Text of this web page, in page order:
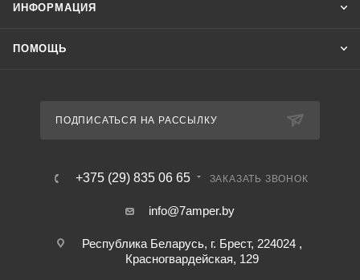
ИНФОРМАЦИЯ
ПОМОЩЬ
ПОДПИСАТЬСЯ НА РАССЫЛКУ
+375 (29) 835 06 65 ЗАКАЗАТЬ ЗВОНОК
info@7amper.by
Республика Беларусь, г. Брест, 224024 ,
Красногвардейская, 129